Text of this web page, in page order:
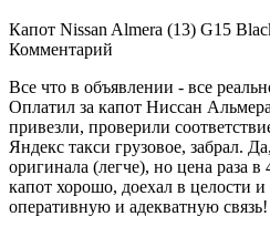
Капот Nissan Almera (13) G15
Комментарий
Все что в объявлении - все
Оплатил за капот Ниссан
привезли, проверили
Яндекс такси грузовое, забрал.
оригинала (легче), но цена раза
капот хорошо, доехал в целости
оперативную и адекватную